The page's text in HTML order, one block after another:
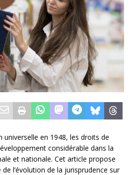
universelle en 1948, les droits de
considérable dans la
et nationale. Cet article propose
l’évolution de la jurisprudence sur